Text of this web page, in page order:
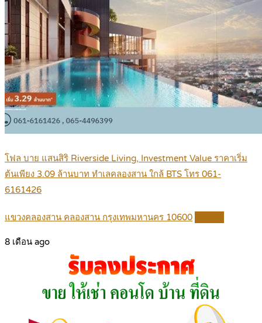
โฟล บาย แสนสิริ Riverside Living, Investment Value ราคาเริ่ม
ต้นเพียง 3.09 ล้านบาท ทำเลคลองสาน ใกล้ BTS โทร 061-
6161426
แขวงคลองสาน คลองสาน กรุงเทพมหานคร 10600
8 เดือน ago